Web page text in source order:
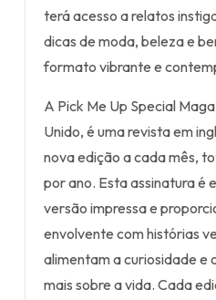
terá acesso a relatos
dicas de moda, beleza e
formato vibrante e
A Pick Me Up Special
Unido, é uma revista em
nova edição a cada mês,
por ano. Esta assinatura é
versão impressa e
envolvente com histórias
alimentam a curiosidade e
mais sobre a vida. Cada